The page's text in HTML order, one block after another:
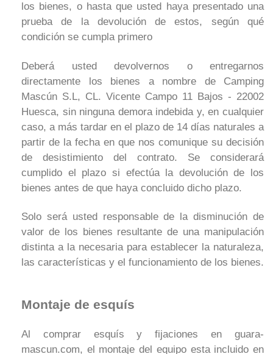
los bienes, o hasta que usted haya presentado una
prueba de la devolución de estos, según qué
condición se cumpla primero
Deberá usted devolvernos o entregarnos
directamente los bienes a nombre de Camping
Mascún S.L, CL. Vicente Campo 11 Bajos - 22002
Huesca, sin ninguna demora indebida y, en cualquier
caso, a más tardar en el plazo de 14 días naturales a
partir de la fecha en que nos comunique su decisión
de desistimiento del contrato. Se considerará
cumplido el plazo si efectúa la devolución de los
bienes antes de que haya concluido dicho plazo.
Solo será usted responsable de la disminución de
valor de los bienes resultante de una manipulación
distinta a la necesaria para establecer la naturaleza,
las características y el funcionamiento de los bienes.
Montaje de esquís
Al comprar esquís y fijaciones en guara-
mascun.com, el montaje del equipo esta incluido en